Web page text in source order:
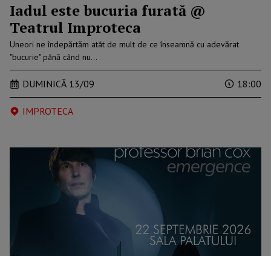
Iadul este bucuria furată @
Teatrul Improteca
Uneori ne îndepărtăm atât de mult de ce înseamnă cu adevărat
"bucurie" până când nu…
DUMINICĂ 13/09 18:00
IMPROTECA